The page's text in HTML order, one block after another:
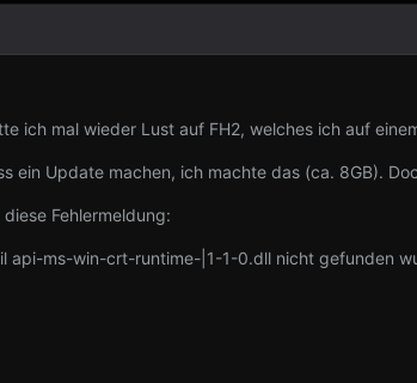
ich mal wieder Lust auf FH2, welches ich auf
ein Update machen, ich machte das (ca. 8GB).
Fehlermeldung:
api-ms-win-crt-runtime-|1-1-0.dll nicht gefunden